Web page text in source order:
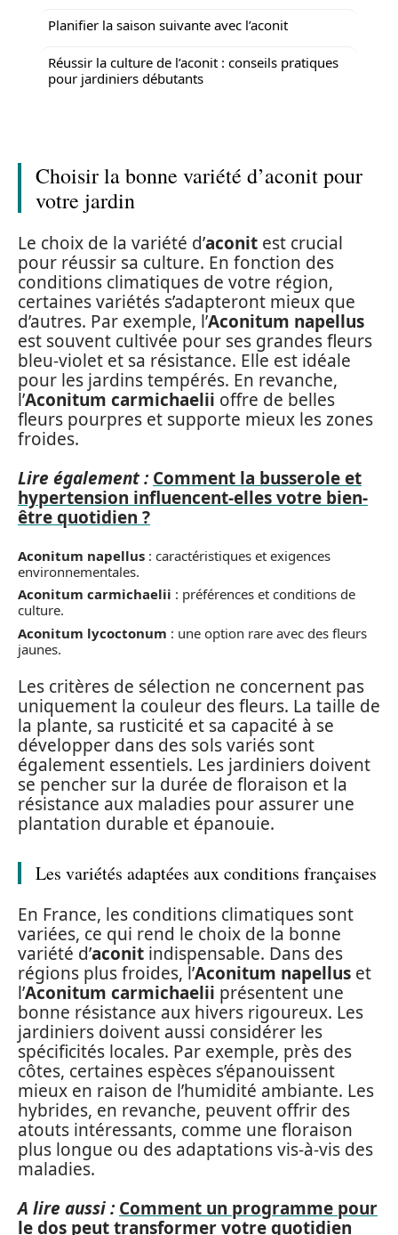
Planifier la saison suivante avec l’aconit
Réussir la culture de l’aconit : conseils pratiques
pour jardiniers débutants
Choisir la bonne variété d’aconit pour
votre jardin
Le choix de la variété d’aconit est crucial
pour réussir sa culture. En fonction des
conditions climatiques de votre région,
certaines variétés s’adapteront mieux que
d’autres. Par exemple, l’Aconitum napellus
est souvent cultivée pour ses grandes fleurs
bleu-violet et sa résistance. Elle est idéale
pour les jardins tempérés. En revanche,
l’Aconitum carmichaelii offre de belles
fleurs pourpres et supporte mieux les zones
froides.
Lire également : Comment la busserole et
hypertension influencent-elles votre bien-
être quotidien ?
Aconitum napellus : caractéristiques et exigences
environnementales.
Aconitum carmichaelii : préférences et conditions de
culture.
Aconitum lycoctonum : une option rare avec des fleurs
jaunes.
Les critères de sélection ne concernent pas
uniquement la couleur des fleurs. La taille de
la plante, sa rusticité et sa capacité à se
développer dans des sols variés sont
également essentiels. Les jardiniers doivent
se pencher sur la durée de floraison et la
résistance aux maladies pour assurer une
plantation durable et épanouie.
Les variétés adaptées aux conditions françaises
En France, les conditions climatiques sont
variées, ce qui rend le choix de la bonne
variété d’aconit indispensable. Dans des
régions plus froides, l’Aconitum napellus et
l’Aconitum carmichaelii présentent une
bonne résistance aux hivers rigoureux. Les
jardiniers doivent aussi considérer les
spécificités locales. Par exemple, près des
côtes, certaines espèces s’épanouissent
mieux en raison de l’humidité ambiante. Les
hybrides, en revanche, peuvent offrir des
atouts intéressants, comme une floraison
plus longue ou des adaptations vis-à-vis des
maladies.
A lire aussi : Comment un programme pour
le dos peut transformer votre quotidien